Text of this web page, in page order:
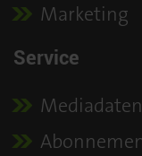
Marketing
Service
Mediadaten